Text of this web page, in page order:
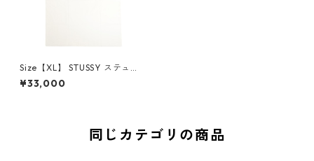
Size【XL】 STUSSY ステュー
シー STOCK TOKYO TEE WHI
TE 東京限定Tシャツ 白 【新古
¥33,000
同じカテゴリの商品